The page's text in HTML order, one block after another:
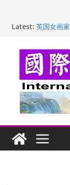
Latest: “梵心”归
英国女画
美国人
玛丽安娜·
苏方 ：“字